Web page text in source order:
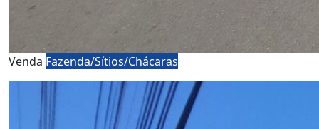
Venda Fazenda/Sítios/Chácaras